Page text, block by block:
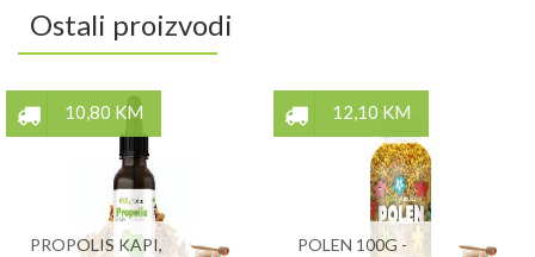
Ostali proizvodi
10,80 KM
PROPOLIS KAPI,
12,10 KM
POLEN 100G -